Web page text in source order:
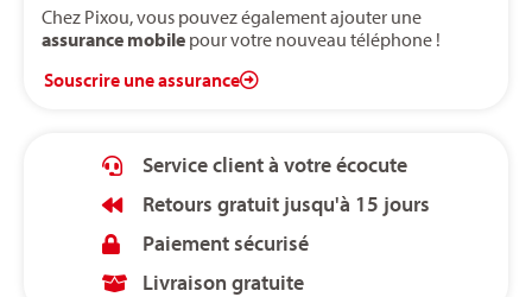
Chez Pixou, vous pouvez également ajouter une
assurance mobile pour votre nouveau téléphone !
Souscrire une assurance
Service client à votre écocute
Retours gratuit jusqu'à 15 jours
Paiement sécurisé
Livraison gratuite